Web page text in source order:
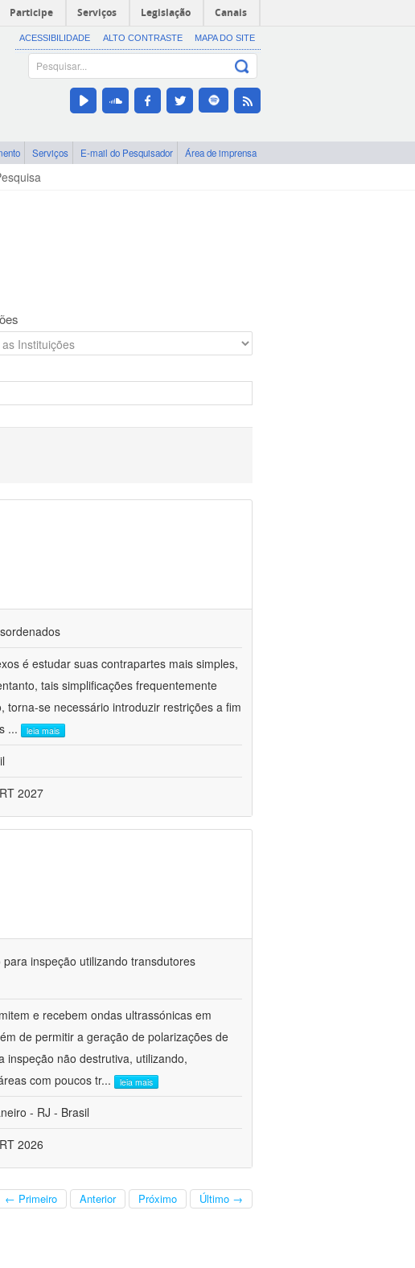
Participe Serviços Legislação Canais
ACESSIBILIDADE ALTO CONTRASTE MAPA DO SITE
Serviços E-mail do Pesquisador Área de imprensa
é estudar suas contrapartes mais simples,
tais simplificações frequentemente
se necessário introduzir restrições a fim
... leia mais
2027
inspeção utilizando transdutores
e recebem ondas ultrassónicas em
de permitir a geração de polarizações de
inspeção não destrutiva, utilizando,
com poucos tr... leia mais
- RJ - Brasil
2026
← Primeiro Anterior Próximo Último →